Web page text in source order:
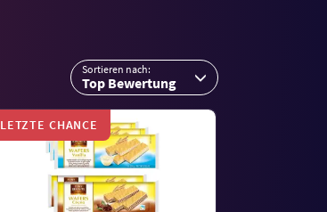
Sortieren nach:
Top Bewertung
LETZTE CHANCE